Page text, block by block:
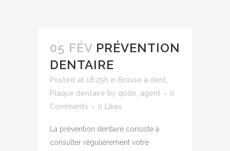
05 FÉV PRÉVENTION
DENTAIRE
Posted at 18:25h in Brosse à dent
Plaque dentaire by qode_agent
0
Comments
0 Likes
La prévention dentaire consiste à
consulter régulièrement votre